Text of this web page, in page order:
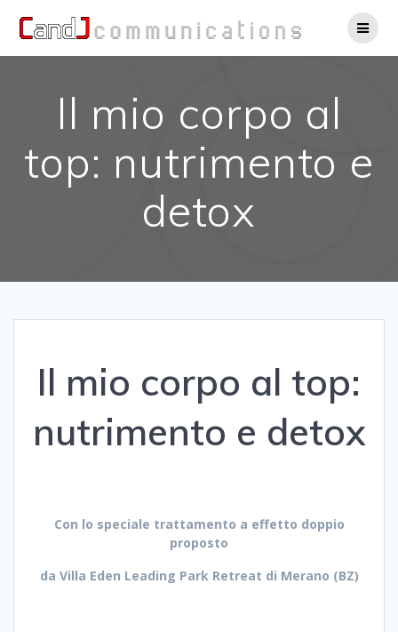
al
Il mio corpo al
top: nutrimento e
detox
Il mio corpo al top:
nutrimento e detox
Con lo speciale trattamento a effetto doppio
proposto
da Villa Eden Leading Park Retreat di Merano (BZ)